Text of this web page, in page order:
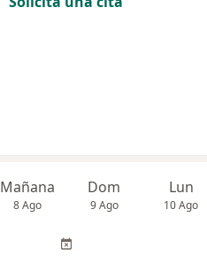
Mañana
8 Ago
Dom
9 Ago
Lun
10 Ago